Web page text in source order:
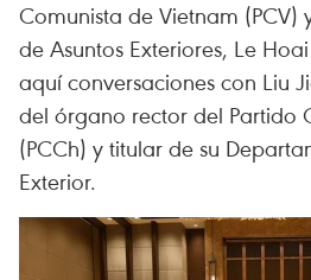
Comunista de Vietnam (PCV)
de Asuntos Exteriores, Le
aquí conversaciones con Liu
del órgano rector del Partido
(PCCh) y titular de su
Exterior.